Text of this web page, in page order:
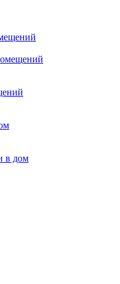
в дом